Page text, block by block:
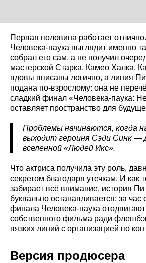
Первая половина работает
Человека-паука выглядит именно
собрал его сам, а не получил
мастерской Старка. Камео Халка,
вдовы вписаны логично, а линия
подана по-взрослому: она не
сладкий финал «Человека-паука:
оставляет пространство для
Проблемы начинаются, когда
выходит героиня Сэди Синк —
вселенной «Людей Икс».
Что актриса получила эту роль,
секретом благодаря утечкам. И как
забирает всё внимание, история
буквально останавливается: за
финала Человека-паука
собственного фильма ради
вязких линий с организацией по
Версия продюсера